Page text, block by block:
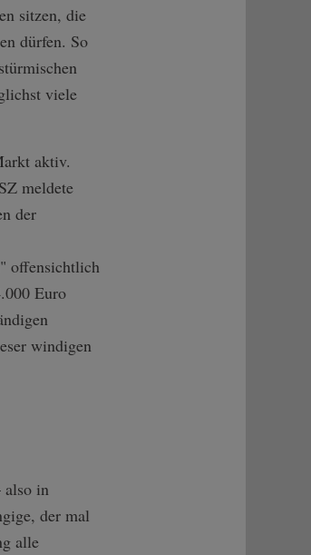
sitzen, die
dürfen. So
viele
aktiv.
meldete
der
offensichtlich
Euro
windigen
also in
der mal
alle